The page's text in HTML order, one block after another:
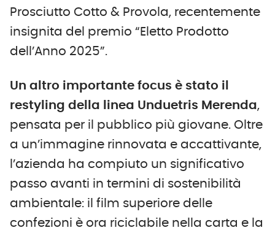
Prosciutto Cotto & Provola, recentemente
insignita del premio “Eletto Prodotto
dell’Anno 2025”.
Un altro importante focus è stato il
restyling della linea Unduetris Merenda,
pensata per il pubblico più giovane. Oltre
a un’immagine rinnovata e accattivante,
l’azienda ha compiuto un significativo
passo avanti in termini di sostenibilità
ambientale: il film superiore delle
confezioni è ora riciclabile nella carta e la